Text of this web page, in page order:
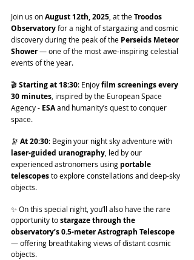
Join us on August 12th, 2025 , at the Troodos
Observatory for a night of stargazing and cosmic
discovery during the peak of the Perseids Meteor
Shower — one of the most awe-inspiring celestial
events of the year.
🎬 Starting at 18:30: Enjoy film screenings every
30 minutes , inspired by the European Space
Agency - ESA and humanity’s quest to conquer
space.
🔭 At 20:30: Begin your night sky adventure with
laser-guided uranography , led by our
experienced astronomers using portable
telescopes to explore constellations and deep-sky
objects.
✨ On this special night, you’ll also have the rare
opportunity to stargaze through the
observatory’s 0.5-meter Astrograph Telescope
— offering breathtaking views of distant cosmic
objects.